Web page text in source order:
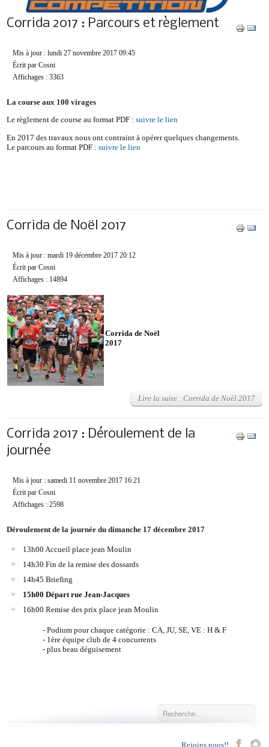
Corrida 2017 : Parcours et règlement
Mis à jour : lundi 27 novembre 2017 09:45
Écrit par Cosni
Affichages : 3363
La course aux 100 virages
Le règlement de course au format PDF :suivre le lien
En 2017 des travaux nous ont contraint à opérer quelques changements.
Le parcours au format PDF :suivre le lien
Corrida de Noël 2017
Mis à jour : mardi 19 décembre 2017 20:12
Écrit par Cosni
Affichages : 14894
Corrida de Noël
2017
Lire la suite : Corrida de Noël 2017
Corrida 2017 : Déroulement de la
journée
Mis à jour : samedi 11 novembre 2017 16:21
Écrit par Cosni
Affichages : 2598
Déroulement de la journée du dimanche 17 décembre 2017
13h00 Accueil place jean Moulin
14h30 Fin de la remise des dossards
14h45 Briefing
15h00 Départ rue Jean-Jacques
16h00 Remise des prix place jean Moulin
- Podium pour chaque catégorie : CA, JU, SE, VE : H & F
- 1ère équipe club de 4 concurrents
- plus beau déguisement
Rejoins nous!!